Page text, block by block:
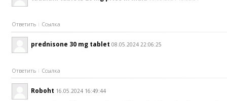
Ответить Ссылка
prednisone 30 mg tablet 08.05.2024 22:06:25
Ответить Ссылка
Roboht 16.05.2024 16:49:44